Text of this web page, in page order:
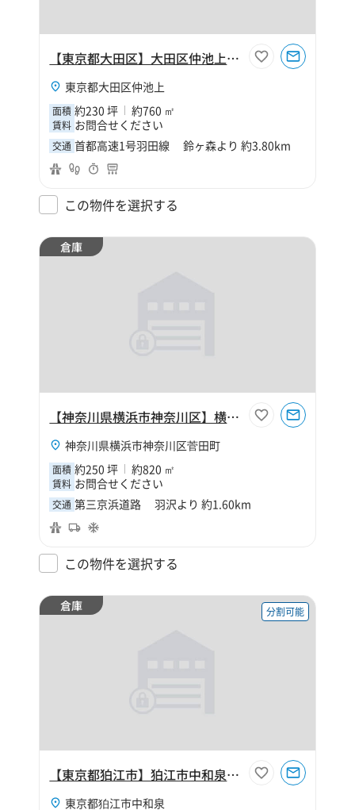
【東京都大田区】大田区仲池上2丁目230坪工場
東京都大田区仲池上
面積 約230 坪 約760 ㎡
賃料 お問合せください
交通 首都高速1号羽田線 鈴ヶ森より 約3.80km
この物件を選択する
倉庫
【神奈川県横浜市神奈川区】横浜市神奈川区菅田町250坪倉庫
神奈川県横浜市神奈川区菅田町
面積 約250 坪 約820 ㎡
賃料 お問合せください
交通 第三京浜道路 羽沢より 約1.60km
この物件を選択する
倉庫 分割可能
【東京都狛江市】狛江市中和泉3丁目220坪倉庫
東京都狛江市中和泉